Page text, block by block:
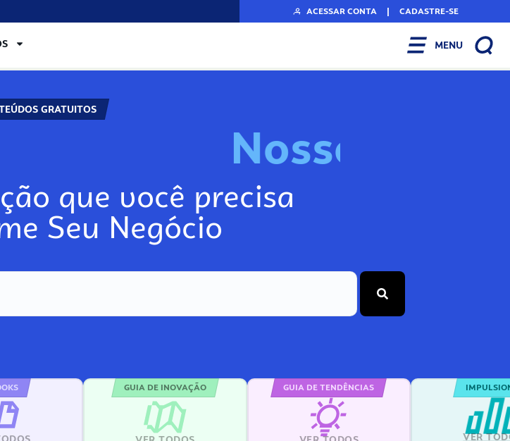
ACESSAR CONTA | CADASTRE-SE
MENU
GRATUITOS
No
que você precisa
Seu Negócio
GUIA DE INOVAÇÃO GUIA DE TENDÊNCIAS
VER